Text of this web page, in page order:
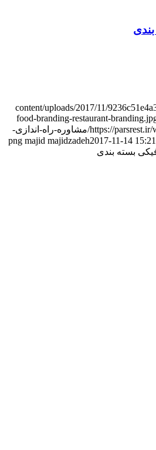
content/uploads/2017/11/
food-branding-restaurant-
https://parsrest.ir/wp-content/uploads/2026/07/مشاوره-راه-اندازی-
majid majidzadeh2017-11-14
بسته بندی